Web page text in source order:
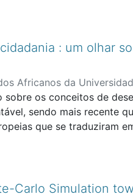
: um olhar
Africanos da
Isabel Abreu dos ;
sobre os conceitos de
sendo mais recente
que se traduziram
o surgimento da
a ser
serviços de saúde de
oceanos; a promoção
Carlo Simulation